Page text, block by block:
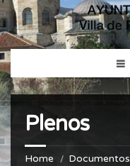
Plenos
Home Documentos